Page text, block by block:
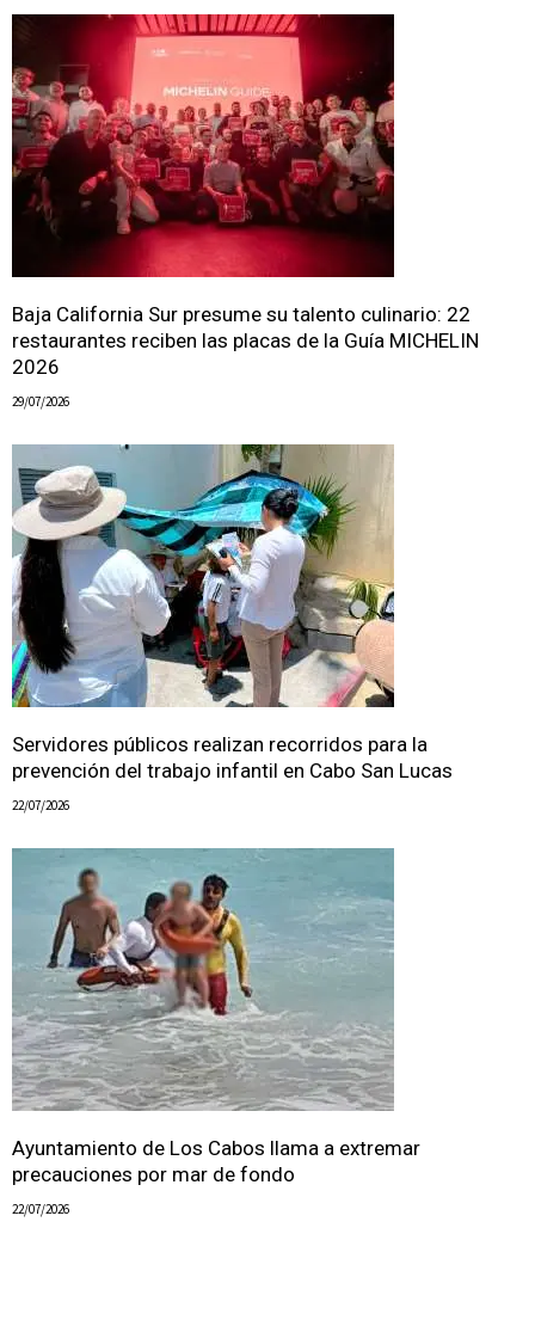
Baja California Sur presume su talento culinario: 22
restaurantes reciben las placas de la Guía MICHELIN
2026
29/07/2026
Servidores públicos realizan recorridos para la
prevención del trabajo infantil en Cabo San Lucas
22/07/2026
Ayuntamiento de Los Cabos llama a extremar
precauciones por mar de fondo
22/07/2026